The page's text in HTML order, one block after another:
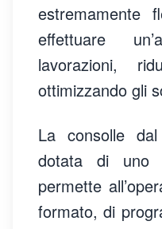
estremamente
effettuare
lavorazioni,
ottimizzando gli
La consolle
dotata di uno
permette
formato, di